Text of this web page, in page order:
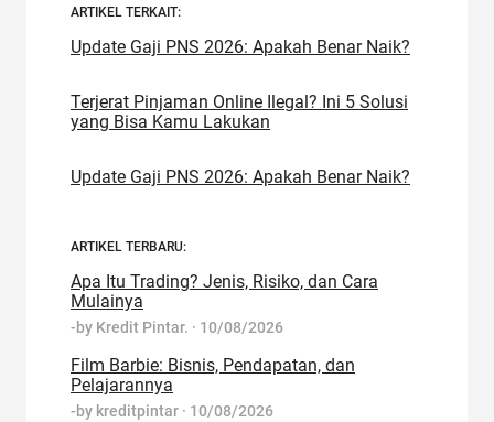
ARTIKEL TERKAIT:
Update Gaji PNS 2026: Apakah Benar Naik?
Terjerat Pinjaman Online Ilegal? Ini 5 Solusi
yang Bisa Kamu Lakukan
Update Gaji PNS 2026: Apakah Benar Naik?
ARTIKEL TERBARU:
Apa Itu Trading? Jenis, Risiko, dan Cara
Mulainya
-by Kredit Pintar. · 10/08/2026
Film Barbie: Bisnis, Pendapatan, dan
Pelajarannya
-by kreditpintar · 10/08/2026